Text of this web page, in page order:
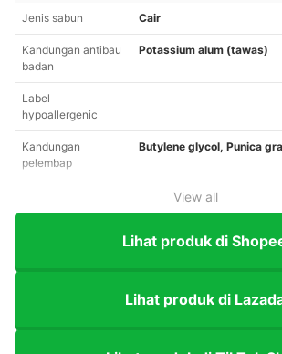
Jenis sabun Cair
Kandungan antibau
badan
Potassium alum (tawas)
Label
hypoallergenic
Kandungan
pelembap
Butylene glycol, Punica
View all
Lihat produk di
Lihat produk di